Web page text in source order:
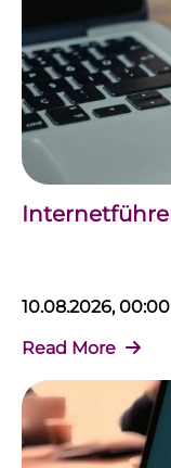
10.08.2026,
Read More